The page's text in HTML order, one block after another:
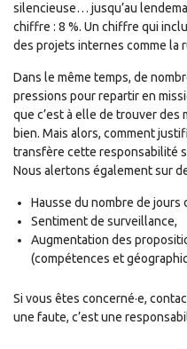
silencieuse… jusqu’au
chiffre : 8 %. Un chiffre qui
des projets internes comme la
Dans le même temps, de
pressions pour repartir en
que c’est à elle de trouver des
bien. Mais alors, comment
transfère cette responsabilité
Nous alertons également sur
Hausse du nombre de jours
Sentiment de surveillance,
Augmentation des
(compétences et
Si vous êtes concerné·e,
une faute, c’est une